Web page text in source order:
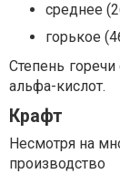
среднее
горькое
Степень горечи
альфа-кислот.
Крафт
Несмотря на